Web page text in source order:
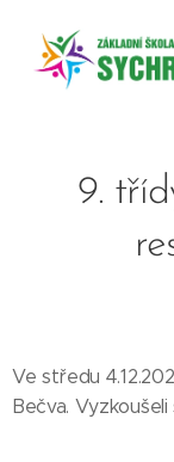
9.
Ve středu
Bečva.